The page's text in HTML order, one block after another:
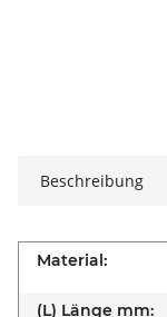
Beschreibung
Material:
(L) Länge mm: